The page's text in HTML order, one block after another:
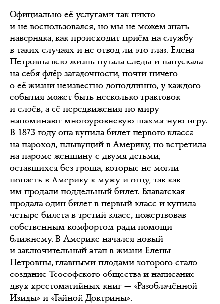
Официально её услугами так никто
и не воспользовался, но мы не можем знать
наверняка, как происходит приём на службу
в таких случаях и не отвод ли это глаз. Елена
Петровна всю жизнь путала следы и напускала
на себя флёр загадочности, почти ничего
о её жизни неизвестно доподлинно, у каждого
события может быть несколько трактовок
и слоёв, а её передвижения по миру
напоминают многоуровневую шахматную игру.
В 1873 году она купила билет первого класса
на пароход, плывущий в Америку, но встретила
на пароме женщину с двумя детьми,
оставшихся без гроша, которые не могли
попасть в Америку к мужу и отцу, так как
им продали поддельный билет. Блаватская
продала один билет в первый класс и купила
четыре билета в третий класс, пожертвовав
собственным комфортом ради помощи
ближнему. В Америке начался новый
и заключительный этап в жизни Елены
Петровны, главными плодами которого стало
создание Теософского общества и написание
двух хрестоматийных книг — «Разоблачённой
Изиды» и «Тайной Доктрины».